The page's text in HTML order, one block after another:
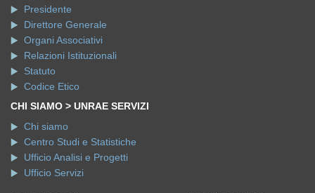
Presidente
Direttore Generale
Organi Associativi
Relazioni Istituzionali
Statuto
Codice Etico
CHI SIAMO > UNRAE SERVIZI
Chi siamo
Centro Studi e Statistiche
Ufficio Analisi e Progetti
Ufficio Servizi